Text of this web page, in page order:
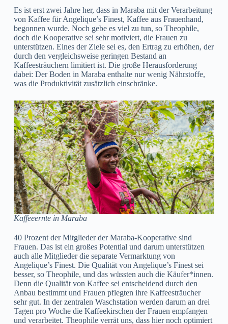
Es ist erst zwei Jahre her, dass in Maraba mit der Verarbeitung
von Kaffee für Angelique’s Finest, Kaffee aus Frauenhand,
begonnen wurde. Noch gebe es viel zu tun, so Theophile,
doch die Kooperative sei sehr motiviert, die Frauen zu
unterstützen. Eines der Ziele sei es, den Ertrag zu erhöhen, der
durch den vergleichsweise geringen Bestand an
Kaffeesträuchern limitiert ist. Die große Herausforderung
dabei: Der Boden in Maraba enthalte nur wenig Nährstoffe,
was die Produktivität zusätzlich einschränke.
Kaffeeernte in Maraba
40 Prozent der Mitglieder der Maraba-Kooperative sind
Frauen. Das ist ein großes Potential und darum unterstützen
auch alle Mitglieder die separate Vermarktung von
Angelique’s Finest. Die Qualität von Angelique’s Finest sei
besser, so Theophile, und das wüssten auch die Käufer*innen.
Denn die Qualität von Kaffee sei entscheidend durch den
Anbau bestimmt und Frauen pflegten ihre Kaffeesträucher
sehr gut. In der zentralen Waschstation werden darum an drei
Tagen pro Woche die Kaffeekirschen der Frauen empfangen
und verarbeitet. Theophile verrät uns, dass hier noch optimiert